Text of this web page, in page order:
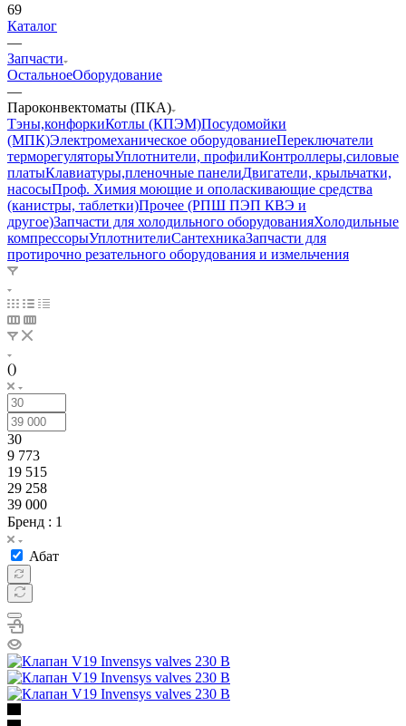
69
Каталог
—
Запчасти
ОстальноеОборудование
—
Пароконвектоматы (ПКА)
Тэны,конфоркиКотлы (КПЭМ)Посудомойки
(МПК)Электромеханическое оборудованиеПереключатели
терморегуляторыУплотнители, профилиКонтроллеры,силовые
платыКлавиатуры,пленочные панелиДвигатели, крыльчатки,
насосыПроф. Химия моющие и ополаскивающие средства
(канистры, таблетки)Прочее (РПШ ПЭП КВЭ и
другое)Запчасти для холодильного оборудованияХолодильные
компрессорыУплотнителиСантехникаЗапчасти для
протирочно резательного оборудования и измельчения
()
30
9 773
19 515
29 258
39 000
Бренд : 1
Абат